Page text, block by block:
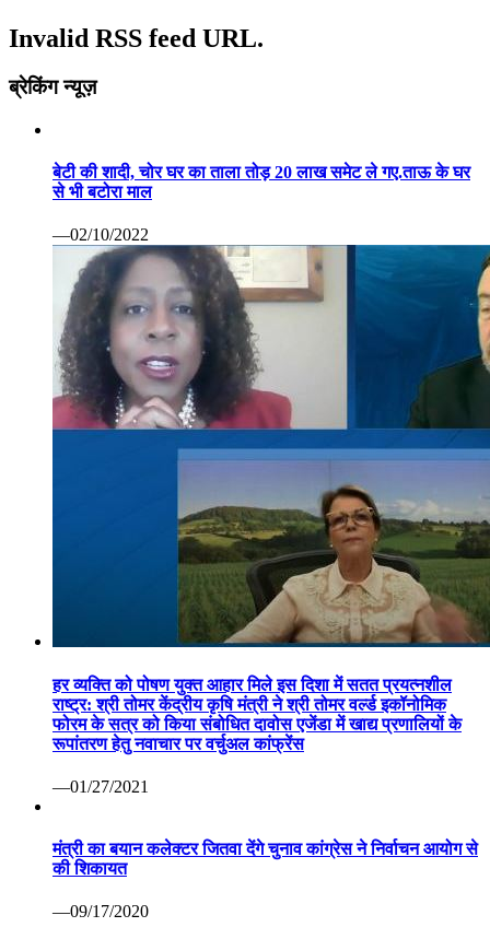
हर व्यक्ति को पोषण युक्त आहार मिले इस दिशा में सतत प्रयत्नशील
फोरम के सत्र को किया संबोधित दावोस एजेंडा में खाद्य प्रणालियों के
रूपांतरण हेतु नवाचार पर वर्चुअल कांफ्रेंस
मंत्री का बयान कलेक्टर जितवा देंगे चुनाव कांग्रेस ने निर्वाचन आयोग से
—09/17/2020
कोरोना वैक्सीन पर रूस ने मारी बाजी: सितंबर तक बाजार में आ सकती
है पहली वैक्सीन सेचेनोव विश्वविद्यालय का दावा सभी परीक्षण रहे सफल
वाणिज्यिक कर निरीक्षक निलंबित ग्वालियर 07 अप्रैल कोरोना महामारी
गई थी। लेकिन निरीक्षण के दौरान ड्यूटी स्थल पर अनुपस्थिति पाए